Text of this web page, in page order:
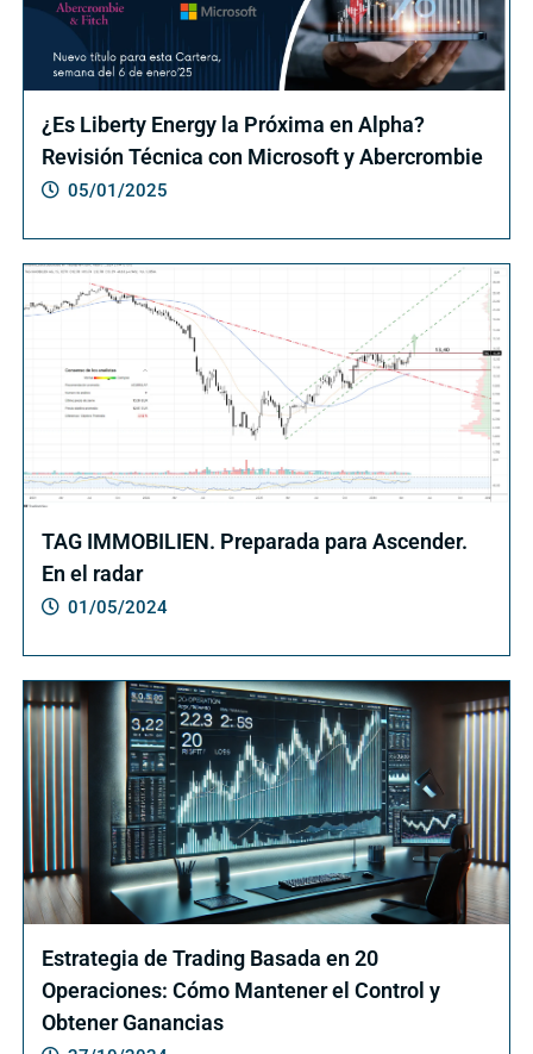
¿Es Liberty Energy la Próxima en Alpha?
Revisión Técnica con Microsoft y Abercrombie
05/01/2025
TAG IMMOBILIEN. Preparada para Ascender.
En el radar
01/05/2024
Estrategia de Trading Basada en 20
Operaciones: Cómo Mantener el Control y
Obtener Ganancias